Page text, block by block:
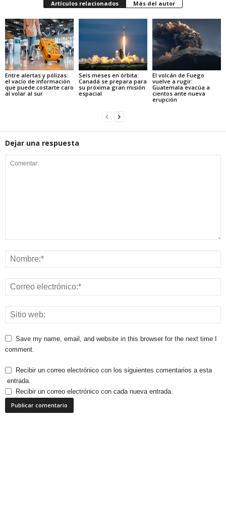
Artículos relacionados Más del autor
Entre alertas y pólizas:
el vacío de información
que puede costarte caro
al volar al sur
Seis meses en órbita:
Canadá se prepara para
su próxima gran misión
espacial
El volcán de Fuego
vuelve a rugir:
Guatemala evacúa a
cientos ante nueva
erupción
Dejar una respuesta
Save my name, email, and website in this browser for the next time I
comment.
Recibir un correo electrónico con los siguientes comentarios a esta
entrada.
Recibir un correo electrónico con cada nueva entrada.